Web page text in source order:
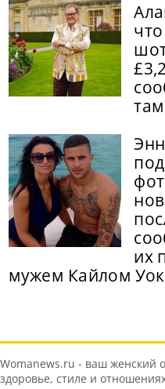
их
мужем Кайлом
Womanews.ru - ваш женский
здоровье, стиле и